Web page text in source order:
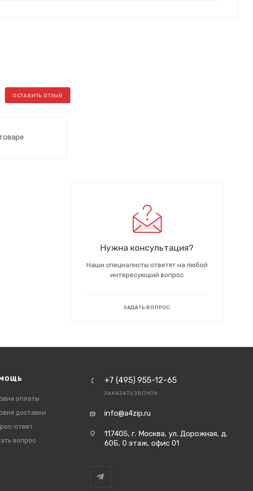
ОСТАВИТЬ ОТЗЫВ
Нужна консультация?
Наши специалисты ответят на любой
интересующий вопрос
ЗАДАТЬ ВОПРОС
оплаты
доставки
ответ
вопрос
+7 (495) 955-12-65
ЗАКАЗАТЬ ЗВОНОК
info@a4zip.ru
117405, г. Москва, ул. Дорожная, д.
60Б, 0 этаж, офис 01